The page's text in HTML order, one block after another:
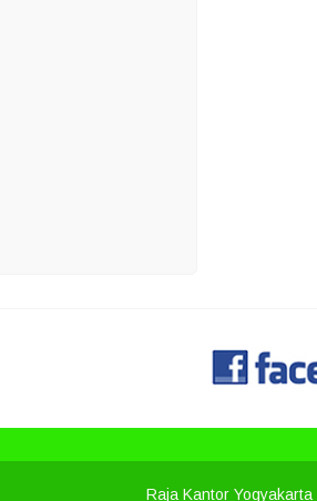
Raja Kantor Yogyakarta